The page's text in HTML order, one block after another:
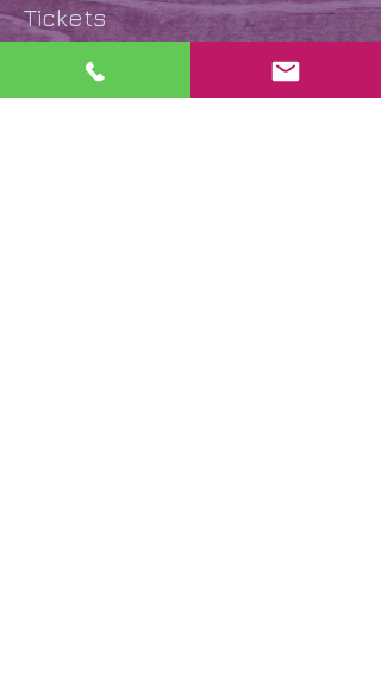
Tickets